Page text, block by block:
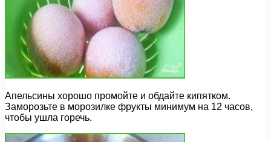
Апельсины хорошо промойте и обдайте кипятком.
Заморозьте в морозилке фрукты минимум на 12 часов,
чтобы ушла горечь.